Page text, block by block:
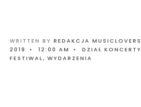
WRITTEN BY REDAKCJA MUSICLOVERS
2019
• 12:00 AM • DZIAŁ KONCERTY
FESTIWAL, WYDARZENIA